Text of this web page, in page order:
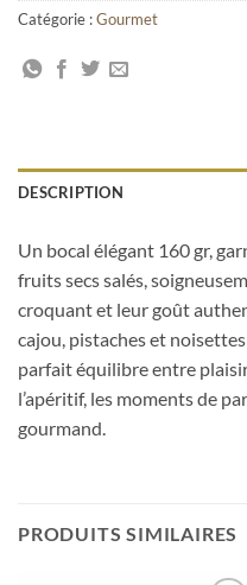
Catégorie :Gourmet
DESCRIPTION
Un bocal élégant 160 gr,
fruits secs salés,
croquant et leur goût
cajou, pistaches et
parfait équilibre entre
l’apéritif, les moments de
gourmand.
PRODUITS SIMILAIRES